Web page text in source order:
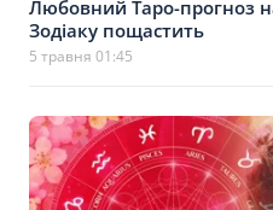
Любовний Таро-прогноз
Зодіаку пощастить
5 травня 01:45